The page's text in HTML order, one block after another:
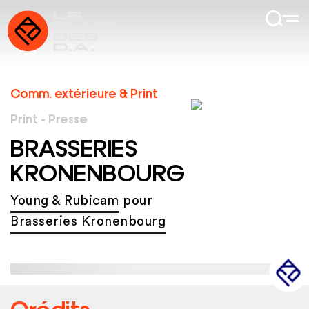
Comm. extérieure & Print
Print - Presse
BRASSERIES
KRONENBOURG
Young & Rubicam pour
Brasseries Kronenbourg